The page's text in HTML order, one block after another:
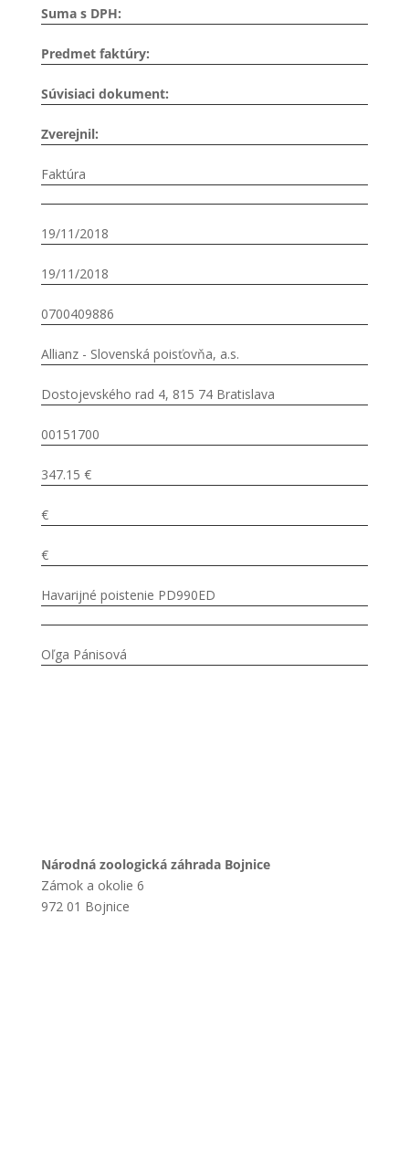
Suma s DPH:
Predmet faktúry:
Súvisiaci dokument:
Zverejnil:
Faktúra
19/11/2018
19/11/2018
0700409886
Allianz - Slovenská poisťovňa, a.s.
Dostojevského rad 4, 815 74 Bratislava
00151700
347.15 €
€
€
Havarijné poistenie PD990ED
Oľga Pánisová
Národná zoologická záhrada Bojnice
Zámok a okolie 6
972 01 Bojnice